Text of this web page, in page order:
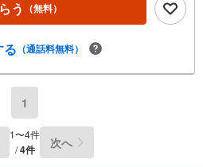
う （無料）
る （通話料無料）
1
1〜4件
/4件 次へ